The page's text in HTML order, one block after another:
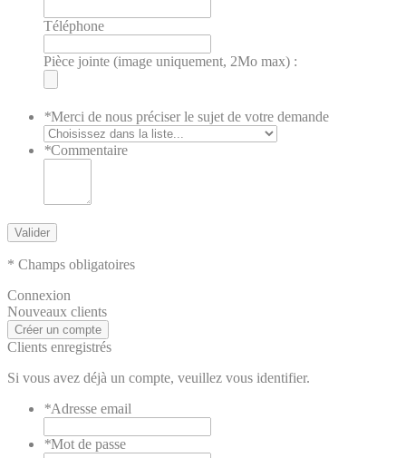
Téléphone
Pièce jointe (image uniquement, 2Mo max) :
*Merci de nous préciser le sujet de votre demande
*Commentaire
Valider
* Champs obligatoires
Connexion
Nouveaux clients
Créer un compte
Clients enregistrés
Si vous avez déjà un compte, veuillez vous identifier.
*Adresse email
*Mot de passe